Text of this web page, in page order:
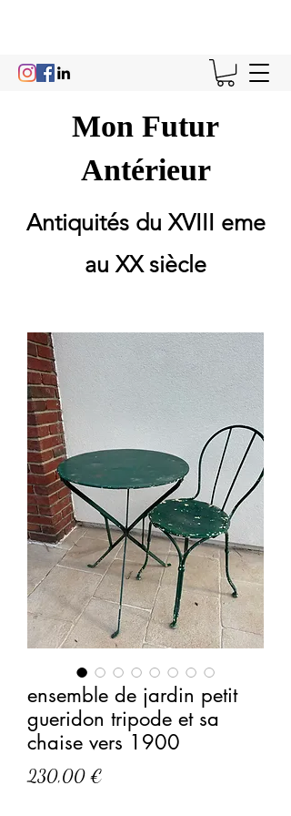
Mon Futur
Antérieur
Antiquités du XVIII eme
au XX siècle
ensemble de jardin petit
gueridon tripode et sa
chaise vers 1900
230,00 €